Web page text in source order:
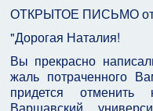
ОТКРЫТОЕ ПИСЬМО от
"Дорогая Наталия!
Вы прекрасно
жаль потраченного
придется